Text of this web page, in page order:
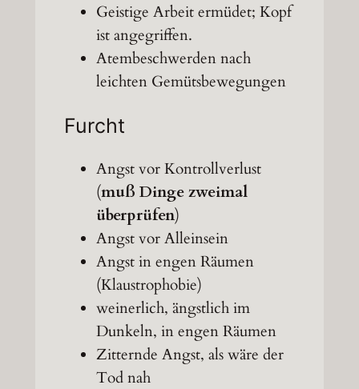
Geistige Arbeit ermüdet; Kopf
ist angegriffen.
Atembeschwerden nach
leichten Gemütsbewegungen
Furcht
Angst vor Kontrollverlust
(muß Dinge zweimal
überprüfen)
Angst vor Alleinsein
Angst in engen Räumen
(Klaustrophobie)
weinerlich, ängstlich im
Dunkeln, in engen Räumen
Zitternde Angst, als wäre der
Tod nah